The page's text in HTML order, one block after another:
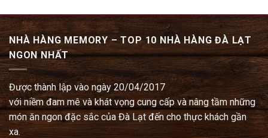
NHÀ HÀNG MEMORY – TOP 10 NHÀ HÀNG ĐÀ LẠT
NGON NHẤT
Được thành lập vào ngày 20/04/2017
với niềm đam mê và khát vọng cung cấp và nâng tầm những
món ăn ngon đặc sắc của Đà Lạt đến cho thực khách gần
xa.